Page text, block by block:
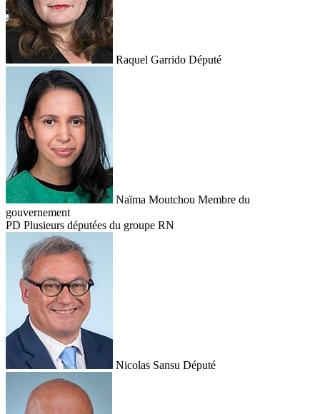
Raquel Garrido Député
Naïma Moutchou Membre du
gouvernement
PD Plusieurs députées du groupe RN
Nicolas Sansu Député